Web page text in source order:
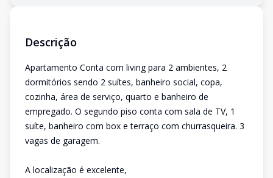
Descrição
Apartamento Conta com living para 2 ambientes, 2
dormitórios sendo 2 suítes, banheiro social, copa,
cozinha, área de serviço, quarto e banheiro de
empregado. O segundo piso conta com sala de TV, 1
suíte, banheiro com box e terraço com churrasqueira. 3
vagas de garagem.
A localização é excelente,